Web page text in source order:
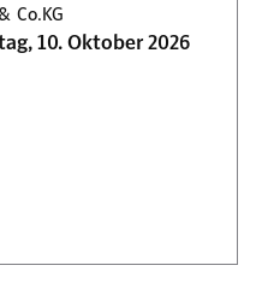
Co.KG
10. Oktober 2026